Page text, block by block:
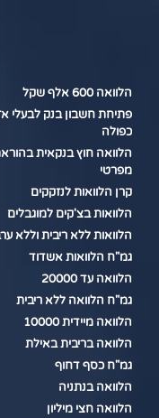
הלוואה 600 אלף שקל
פתיחת חשבון בנק לבעלי
כפולה
הלוואה חוץ בנקאית
מפרטי
קרן הלוואות לנזקקים
הלוואות בצ'קים למוגבלים
הלוואות ללא ריבית וללא
גמ"ח הלוואות אשדוד
הלוואה עד 20000
גמ"ח הלוואה ללא ריבית
הלוואה מיידית 10000
הלוואה בריבית באילת
גמ"ח כסף דחוף
הלוואה בנתניה
הלוואה חצי מיליון